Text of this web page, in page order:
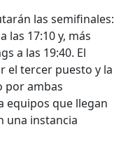
las semifinales:
las 17:10 y, más
a las 19:40. El
el tercer puesto y la
por ambas
equipos que llegan
una instancia